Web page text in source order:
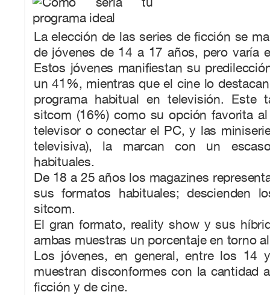
La elección de las series de ficción se
de jóvenes de 14 a 17 años, pero varía
Estos jóvenes manifiestan su
un 41%, mientras que el cine lo
programa habitual en televisión. Este
sitcom (16%) como su opción favorita
televisor o conectar el PC, y las
televisiva), la marcan con un
habituales.
De 18 a 25 años los magazines
sus formatos habituales; descienden
sitcom.
El gran formato, reality show y sus
ambas muestras un porcentaje en torno
Los jóvenes, en general, entre los 14
muestran disconformes con la cantidad
ficción y de cine.